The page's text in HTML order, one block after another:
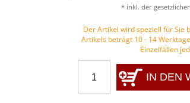
* inkl. der
Der Artikel wird speziell für Sie
Artikels beträgt 10 - 14
Einzelfällen
IN DEN